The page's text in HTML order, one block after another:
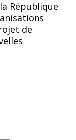
République
de